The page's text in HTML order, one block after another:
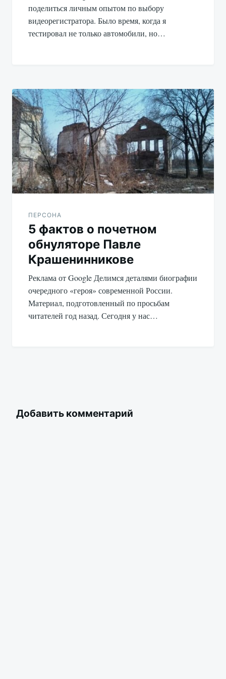
поделиться личным опытом по выбору
видеорегистратора. Было время, когда я
тестировал не только автомобили, но…
ПЕРСОНА
5 фактов о почетном
обнуляторе Павле
Крашенинникове
Реклама от Google Делимся деталями биографии
очередного «героя» современной России.
Материал, подготовленный по просьбам
читателей год назад. Сегодня у нас…
Добавить комментарий